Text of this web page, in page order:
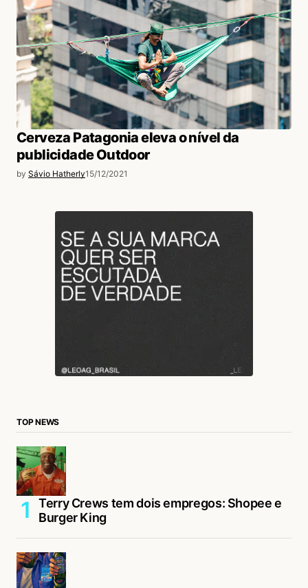
Cerveza Patagonia eleva o nível da
publicidade Outdoor
by Sávio Hatherly15/12/2021
TOP NEWS
Terry Crews tem dois empregos: Shopee e
Burger King